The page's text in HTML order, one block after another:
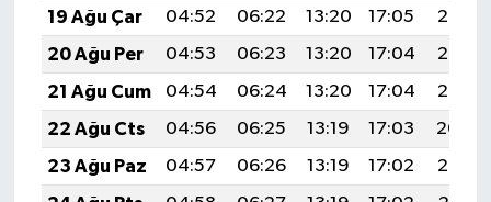
19 Ağu Çar
04:52 06:22 13:20 17:05
20:08
20 Ağu Per
04:53 06:23 13:20 17:04
20:07
21 Ağu Cum
04:54 06:24 13:20 17:04
20:06
22 Ağu Cts
04:56 06:25 13:19 17:03
20:04
23 Ağu Paz
04:57 06:26 13:19 17:02
20:03